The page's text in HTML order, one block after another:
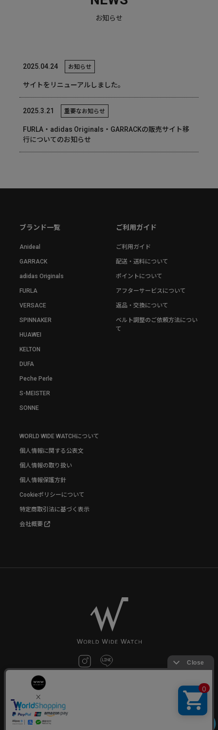
お知らせ
2025.04.24 お知らせ
サイトをリニューアルしました。
2025.3.21 重要なお知らせ
FURLA・adidas Originals・GARRACKの販売サイト移
行についてのお知らせ
ブランド一覧
Anideal
GARRACK
adidas Originals
FURLA
VERSACE
SPINNAKER
HUAWEI
KELTON
DUFA
Peche Perle
S-MEISTER
SONNE
ご利用ガイド
ご利用ガイド
配送・送料について
ポイントについて
アフターサービスについて
返品・交換について
ベルト調整のご依頼方法につい
て
WORLD WIDE WATCHについて
個人情報に関する公表文
個人情報の取り扱い
個人情報保護方針
Cookieポリシーについて
特定商取引法に基づく表示
会社概要
©World Wide Watch All Rights reserved.